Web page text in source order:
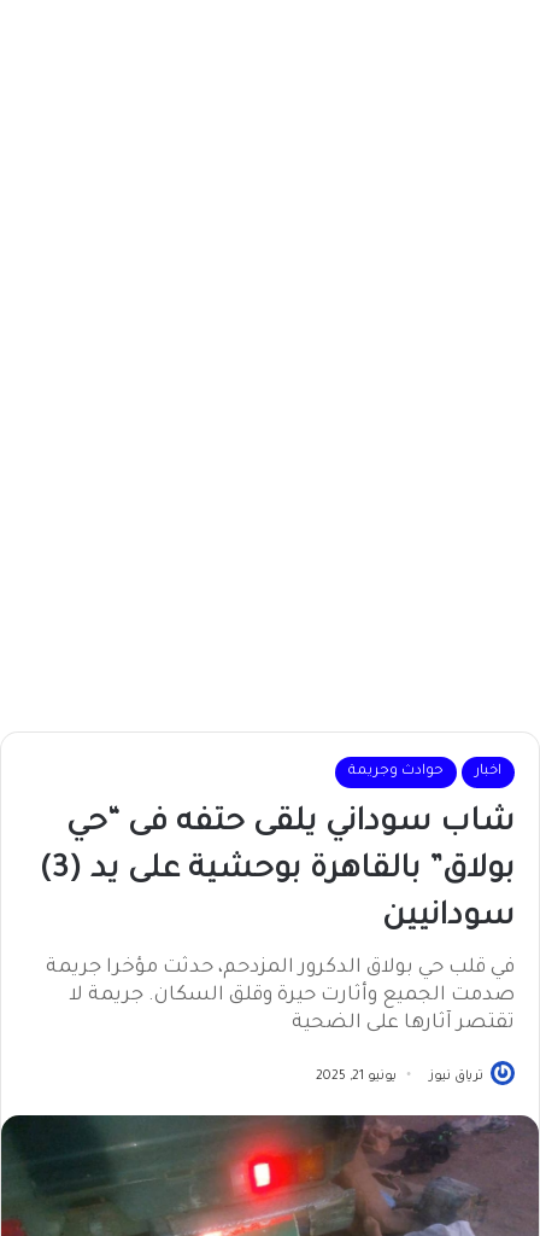
اخبار حوادث وجريمة
شاب سوداني يلقى حتفه فى “حي
بولاق” بالقاهرة بوحشية على يد (3)
سودانيين
في قلب حي بولاق الدكرور المزدحم، حدثت مؤخرا جريمة
صدمت الجميع وأثارت حيرة وقلق السكان. جريمة لا
تقتصر آثارها على الضحية
ترياق نيوز يونيو 21, 2025